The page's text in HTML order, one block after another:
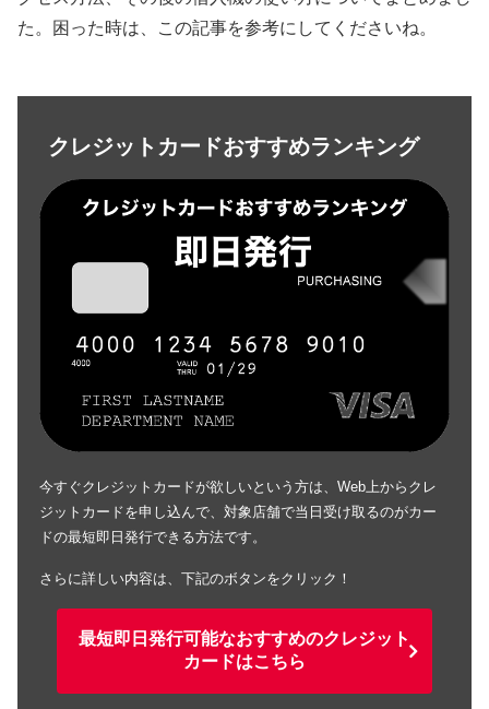
た。困った時は、この記事を参考にしてくださいね。
クレジットカードおすすめランキング
今すぐクレジットカードが欲しいという方は、Web上からクレ
ジットカードを申し込んで、対象店舗で当日受け取るのがカー
ドの最短即日発行できる方法です。
さらに詳しい内容は、下記のボタンをクリック！
最短即日発行可能なおすすめのクレジット
カードはこちら